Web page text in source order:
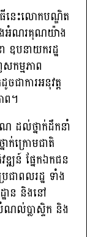
នេះលោកបណ្ឌិត
ែងអំណរគុណយ៉ាង
បនាយករដ្ឋ
កម្មភាព
ជាការអនុវត្ត
ព។
ដល់ថ្នាក់ដឹកនាំ
ាក់ក្រោមជាតិ
ឌ្ឍន៍ ផ្នែកឯកជន
ាពលរដ្ឋ ទាំង
ាន និងនៅ
ណល់ប្លាស្ទិក និង